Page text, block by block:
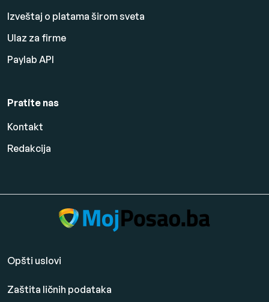
Izveštaj o platama širom sveta
Ulaz za firme
Paylab API
Pratite nas
Kontakt
Redakcija
Opšti uslovi
Zaštita ličnih podataka